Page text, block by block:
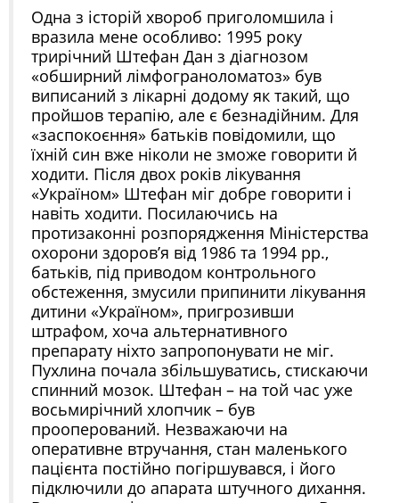
Одна з історій хвороб приголомшила і
вразила мене особливо: 1995 року
трирічний Штефан Дан з діагнозом
«обширний лімфограноломатоз» був
виписаний з лікарні додому як такий, що
пройшов терапію, але є безнадійним. Для
«заспокоєння» батьків повідомили, що
їхній син вже ніколи не зможе говорити й
ходити. Після двох років лікування
«Україном» Штефан міг добре говорити і
навіть ходити. Посилаючись на
протизаконні розпорядження Міністерства
охорони здоров’я від 1986 та 1994 рр.,
батьків, під приводом контрольного
обстеження, змусили припинити лікування
дитини «Україном», пригрозивши
штрафом, хоча альтернативного
препарату ніхто запропонувати не міг.
Пухлина почала збільшуватись, стискаючи
спинний мозок. Штефан – на той час уже
восьмирічний хлопчик – був
прооперований. Незважаючи на
оперативне втручання, стан маленького
пацієнта постійно погіршувався, і його
підключили до апарата штучного дихання.